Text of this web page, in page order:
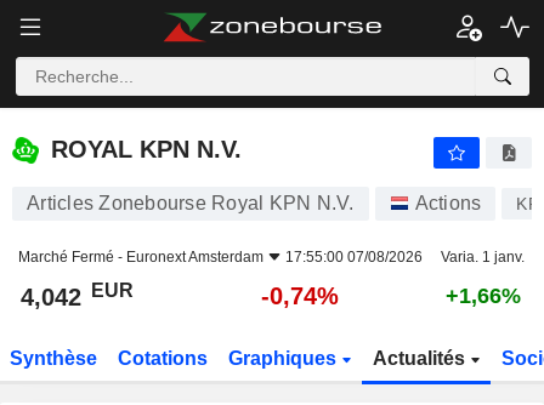
ROYAL KPN N.V.
ROYAL KPN N.V.
Articles Zonebourse Royal KPN N.V. Actions
Marché Fermé - Euronext Amsterdam 17:55:00 07/08/2026 Varia. 1 janv.
4,042 EUR -0,74% +1,66%
Synthèse Cotations Graphiques Actualités